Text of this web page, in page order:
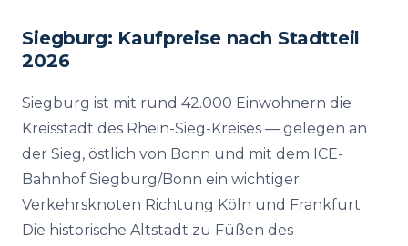
Siegburg: Kaufpreise nach Stadtteil
2026
Siegburg ist mit rund 42.000 Einwohnern die
Kreisstadt des Rhein-Sieg-Kreises — gelegen an
der Sieg, östlich von Bonn und mit dem ICE-
Bahnhof Siegburg/Bonn ein wichtiger
Verkehrsknoten Richtung Köln und Frankfurt.
Die historische Altstadt zu Füßen des